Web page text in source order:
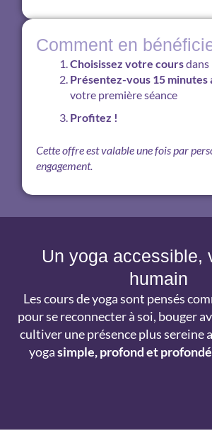
Comment en
Choisissez votre coursdans
Présentez-vous 15 minutes
votre première séance
Profitez !
Cette offre est valable une fois par
engagement.
Un yoga accessible,
humain
Les cours de yoga sont pensés
pour se reconnecter à soi, bouger
cultiver une présence plus sereine
yogasimple, profond et